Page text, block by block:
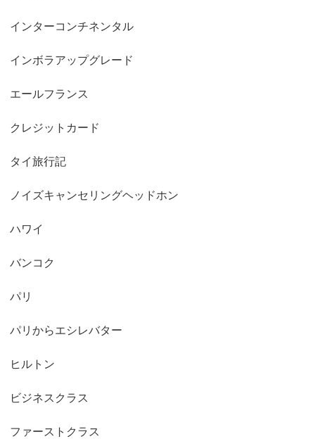
インターコンチネンタル
インボラアップグレード
エールフランス
クレジットカード
タイ旅行記
ノイズキャンセリングヘッドホン
ハワイ
バンコク
パリ
パリからエシレバター
ヒルトン
ビジネスクラス
ファーストクラス